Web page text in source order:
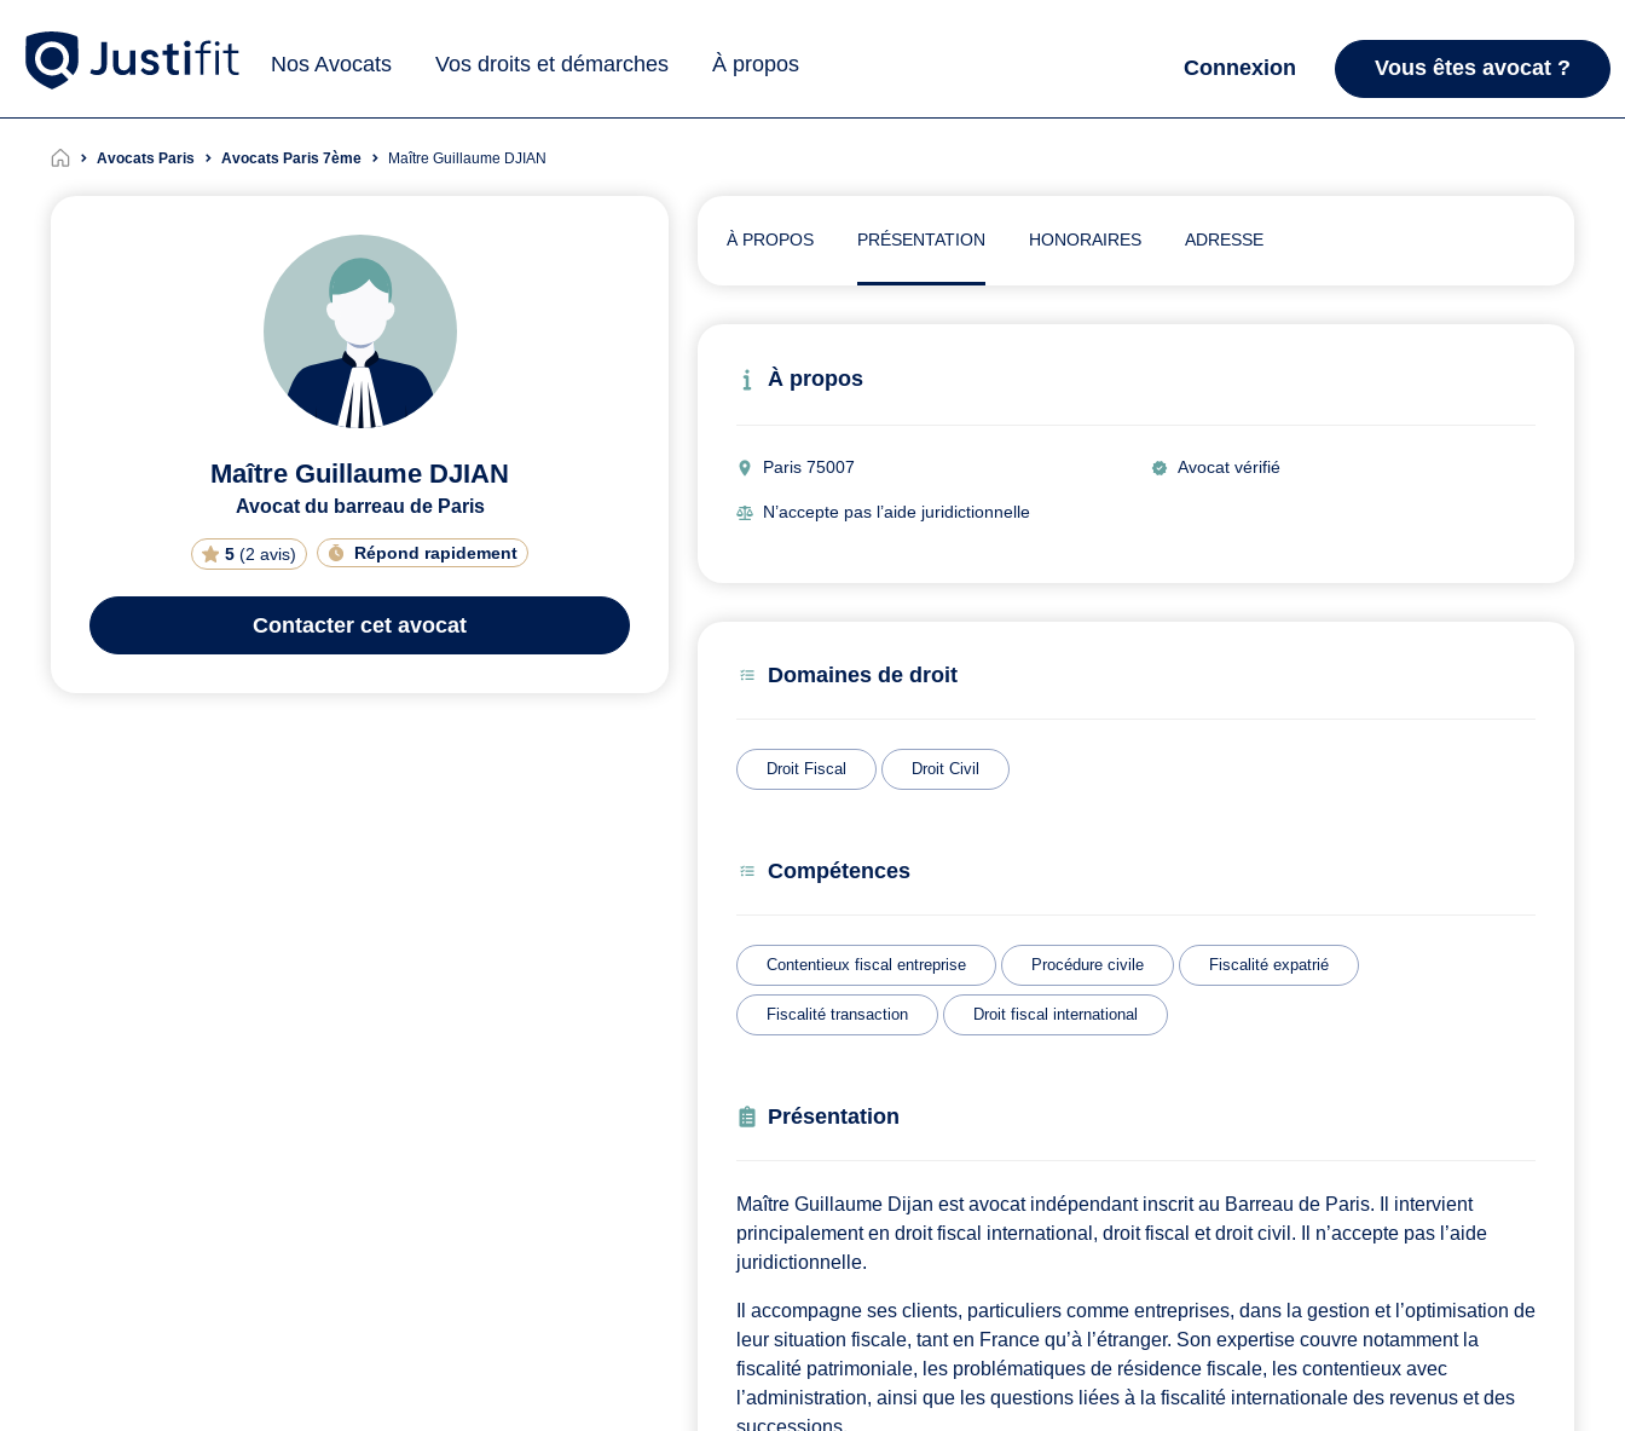
Nos Avocats Vos droits et démarches À propos Connexion Vous êtes avocat ?
Avocats Paris Avocats Paris 7ème Maître Guillaume DJIAN
Maître Guillaume DJIAN
Avocat du barreau de Paris
5(2 avis) Répond rapidement
Contacter cet avocat
À PROPOS PRÉSENTATION HONORAIRES ADRESSE
À propos
Paris 75007 Avocat vérifié
N’accepte pas l’aide juridictionnelle
Domaines de droit
Droit Fiscal Droit Civil
Compétences
Contentieux fiscal entreprise Procédure civile Fiscalité expatrié
Fiscalité transaction Droit fiscal international
Présentation
Maître Guillaume Dijan est avocat indépendant inscrit au Barreau de Paris. Il intervient
principalement en droit fiscal international, droit fiscal et droit civil. Il n’accepte pas l’aide
juridictionnelle.
Il accompagne ses clients, particuliers comme entreprises, dans la gestion et l’optimisation de
leur situation fiscale, tant en France qu’à l’étranger. Son expertise couvre notamment la
fiscalité patrimoniale, les problématiques de résidence fiscale, les contentieux avec
l’administration, ainsi que les questions liées à la fiscalité internationale des revenus et des